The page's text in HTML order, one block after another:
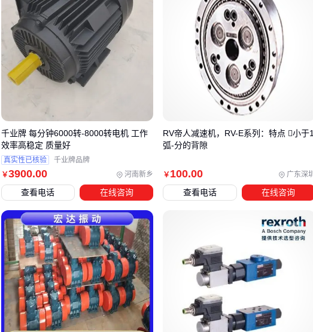
安装方式：立式安装的电机对轴承负荷更大，需要强化结构
防护等级
：粉尘环境选IP65以上，潮湿环境注意密封性
散热设计：连续作业时，铝合金外壳比铸铁散热更快
维护便利性：带快速拆装结构的机型能减少停机时间
高频振动电机 适合混凝土振捣等需要精准控制的场景，而
则是危险环境的必选项。微型振动电机
受限的自动化设备中表现突出。
三、如何根据需求选择适合的振动电机？
根据典型场景给出4种选型路径：
重载连续作业
选球墨铸铁机身的
注意查看轴承型号和散热片面积
配套振动平台 使用时需计算共振点
防爆安全场景
确认防爆等级匹配现场危险源
优先选择整机防爆结构
电缆入口需特殊密封处理
￥3900.00 河南新乡
千业牌 每分钟6000转-8000转电机 工作
效率高稳定 质量好
真实性已核验 千业牌品牌
查看电话 在线咨询
￥ 100.00 广东深
RV帝人减速机，RV-E系列：特点 小于
弧-分的背隙
查看电话 在线咨询